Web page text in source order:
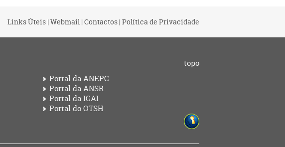
Links Úteis |Webmail |Contactos |Política de Privacidade
Portal da ANEPC
Portal da ANSR
Portal da IGAI
Portal do OTSH
topo